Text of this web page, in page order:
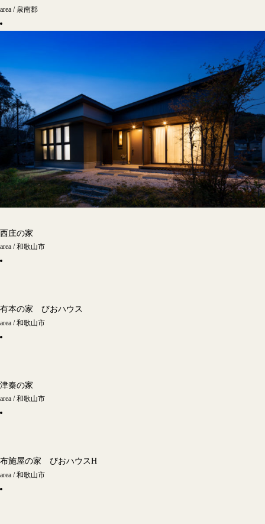
area / 泉南郡
西庄の家
area / 和歌山市
有本の家 びおハウス
area / 和歌山市
津秦の家
area / 和歌山市
布施屋の家 びおハウスH
area / 和歌山市